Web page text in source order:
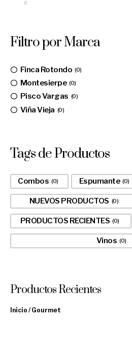
0
Filtro por Marca
Finca Rotondo 0
Montesierpe 0
Pisco Vargas 0
Viña Vieja 0
Tags de Productos
Combos 0 Espumante 0
NUEVOS PRODUCTOS 0
PRODUCTOS RECIENTES 0
Vinos 0
Productos Recientes
Inicio / Gourmet